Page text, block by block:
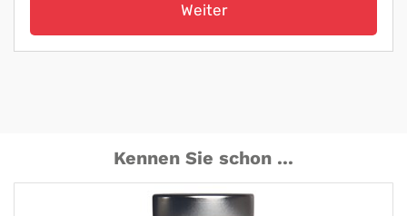
Weiter
Kennen Sie schon ...